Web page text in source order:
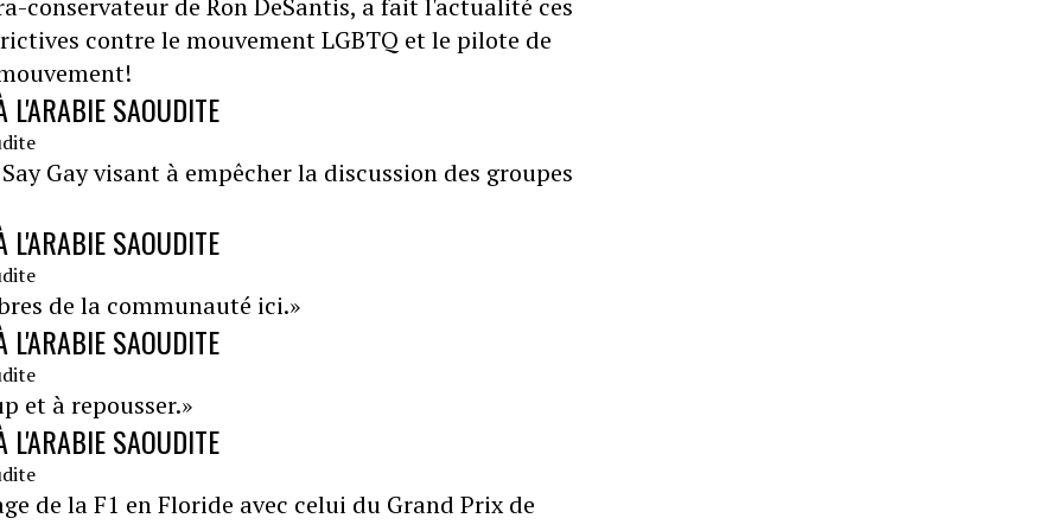
conservateur de Ron DeSantis, a fait l'actualité ces
contre le mouvement LGBTQ et le pilote de
SAOUDITE
Gay visant à empêcher la discussion des groupes
SAOUDITE
de la communauté ici.»
SAOUDITE
et à repousser.»
SAOUDITE
de la F1 en Floride avec celui du Grand Prix de